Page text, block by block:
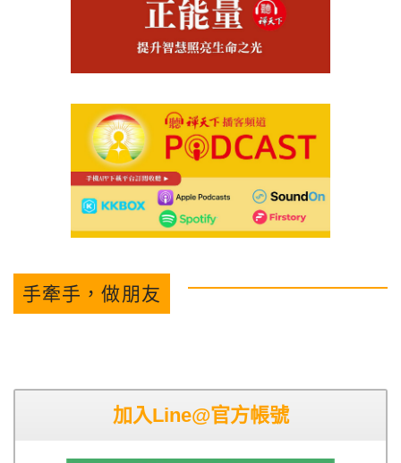
手牽手，做朋友
加入Line@官方帳號